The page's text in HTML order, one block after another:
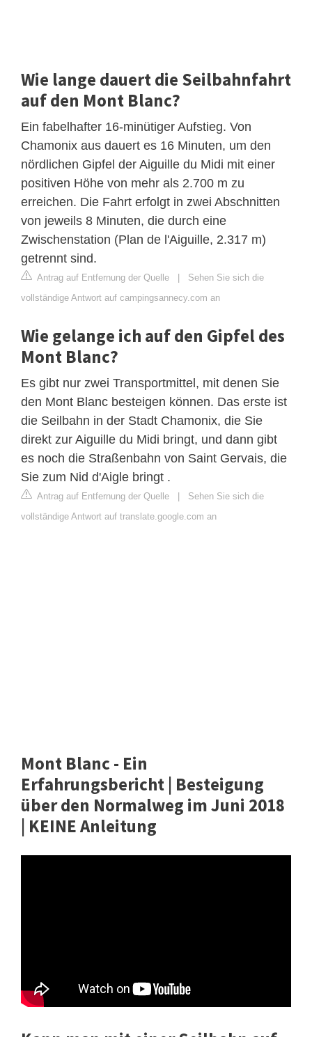
Wie lange dauert die Seilbahnfahrt
auf den Mont Blanc?
Ein fabelhafter 16-minütiger Aufstieg. Von
Chamonix aus dauert es 16 Minuten, um den
nördlichen Gipfel der Aiguille du Midi mit einer
positiven Höhe von mehr als 2.700 m zu
erreichen. Die Fahrt erfolgt in zwei Abschnitten
von jeweils 8 Minuten, die durch eine
Zwischenstation (Plan de l'Aiguille, 2.317 m)
getrennt sind.
Antrag auf Entfernung der Quelle
Sehen Sie sich die
vollständige Antwort auf campingsannecy.com an
Wie gelange ich auf den Gipfel des
Mont Blanc?
Es gibt nur zwei Transportmittel, mit denen Sie
den Mont Blanc besteigen können. Das erste ist
die Seilbahn in der Stadt Chamonix, die Sie
direkt zur Aiguille du Midi bringt, und dann gibt
es noch die Straßenbahn von Saint Gervais, die
Sie zum Nid d'Aigle bringt .
Antrag auf Entfernung der Quelle
Sehen Sie sich die
vollständige Antwort auf translate.google.com an
Mont Blanc - Ein
Erfahrungsbericht | Besteigung
über den Normalweg im Juni 2018
| KEINE Anleitung